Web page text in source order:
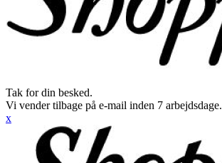
Tak for din besked.
Vi vender tilbage på e-mail inden 7 arbejdsdage.
x